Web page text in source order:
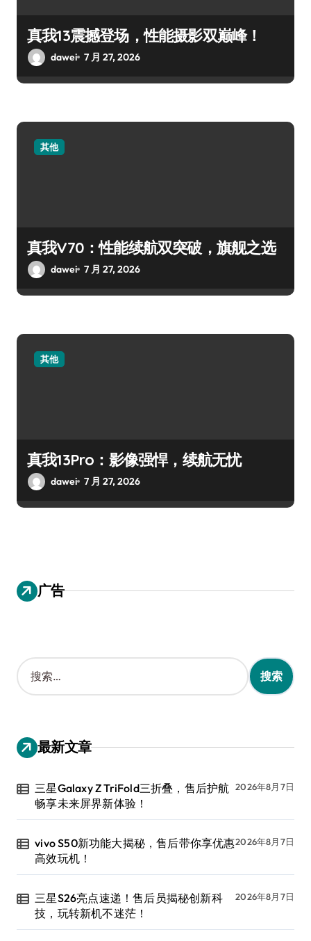
真我13震撼登场，性能摄影双巅峰！
dawei 7 月 27, 2026
其他
真我V70：性能续航双突破，旗舰之选
dawei 7 月 27, 2026
其他
真我13Pro：影像强悍，续航无忧
dawei 7 月 27, 2026
广告
搜
索
：
最新文章
三星Galaxy Z TriFold三折叠，售后护航
畅享未来屏界新体验！
2026年8月7日
vivo S50新功能大揭秘，售后带你享优惠
高效玩机！
2026年8月7日
三星S26亮点速递！售后员揭秘创新科
技，玩转新机不迷茫！
2026年8月7日